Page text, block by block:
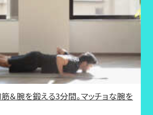
筋＆腕を鍛える3分間。マッチョな腕を